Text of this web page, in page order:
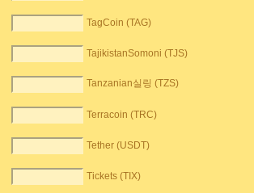
TagCoin (TAG)
TajikistanSomoni (TJS)
Tanzanian실링 (TZS)
Terracoin (TRC)
Tether (USDT)
Tickets (TIX)